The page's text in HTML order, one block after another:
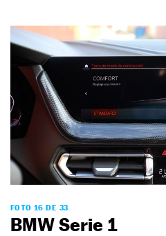
FOTO 16 DE 33
BMW Serie 1